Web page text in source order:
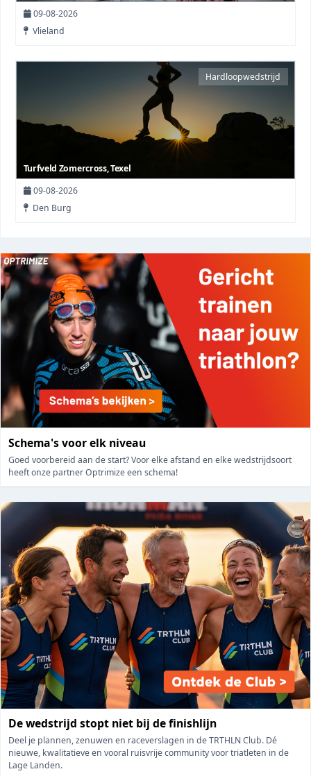
09-08-2026
Vlieland
Hardloopwedstrijd
Turfveld Zomercross, Texel
09-08-2026
Den Burg
Schema's voor elk niveau
Goed voorbereid aan de start? Voor elke afstand en elke wedstrijdsoort
heeft onze partner Optrimize een schema!
De wedstrijd stopt niet bij de finishlijn
Deel je plannen, zenuwen en raceverslagen in de TRTHLN Club. Dé
nieuwe, kwalitatieve en vooral ruisvrije community voor triatleten in de
Lage Landen.